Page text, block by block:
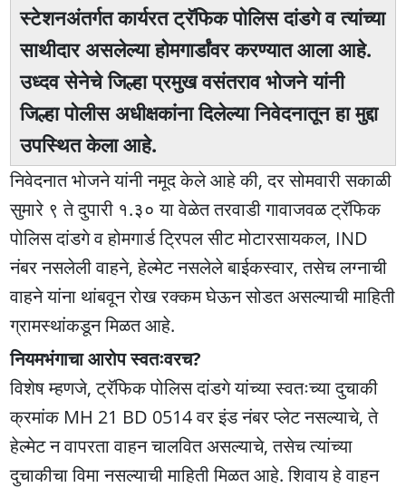
स्टेशनअंतर्गत कार्यरत ट्रॅफिक पोलिस दांडगे व त्यांच्या
साथीदार असलेल्या होमगार्डांवर करण्यात आला आहे.
उध्दव सेनेचे जिल्हा प्रमुख वसंतराव भोजने यांनी
जिल्हा पोलीस अधीक्षकांना दिलेल्या निवेदनातून हा मुद्दा
उपस्थित केला आहे.
निवेदनात भोजने यांनी नमूद केले आहे की, दर सोमवारी सकाळी
सुमारे ९ ते दुपारी १.३० या वेळेत तरवाडी गावाजवळ ट्रॅफिक
पोलिस दांडगे व होमगार्ड ट्रिपल सीट मोटारसायकल, IND
नंबर नसलेली वाहने, हेल्मेट नसलेले बाईकस्वार, तसेच लग्नाची
वाहने यांना थांबवून रोख रक्कम घेऊन सोडत असल्याची माहिती
ग्रामस्थांकडून मिळत आहे.
नियमभंगाचा आरोप स्वतःवरच?
विशेष म्हणजे, ट्रॅफिक पोलिस दांडगे यांच्या स्वतःच्या दुचाकी
क्रमांक MH 21 BD 0514 वर इंड नंबर प्लेट नसल्याचे, ते
हेल्मेट न वापरता वाहन चालवित असल्याचे, तसेच त्यांच्या
दुचाकीचा विमा नसल्याची माहिती मिळत आहे. शिवाय हे वाहन